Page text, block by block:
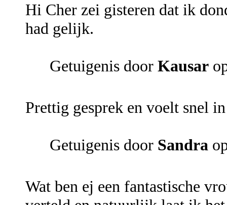
Hi Cher zei gisteren dat ik
had gelijk.
Getuigenis door Kausar
Prettig gesprek en voelt snel
Getuigenis door Sandra
Wat ben ej een fantastische